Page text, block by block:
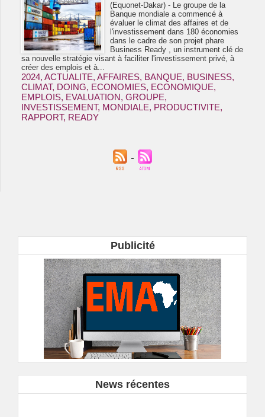
(Equonet-Dakar) - Le groupe de la
Banque mondiale a commencé à
évaluer le climat des affaires et de
l'investissement dans 180 économies
dans le cadre de son projet phare
Business Ready , un instrument clé de
sa nouvelle stratégie visant à faciliter l'investissement privé, à
créer des emplois et à...
2024, ACTUALITE, AFFAIRES, BANQUE, BUSINESS,
CLIMAT, DOING, ECONOMIES, ECONOMIQUE,
EMPLOIS, EVALUATION, GROUPE,
INVESTISSEMENT, MONDIALE, PRODUCTIVITE,
RAPPORT, READY
Publicité
News récentes